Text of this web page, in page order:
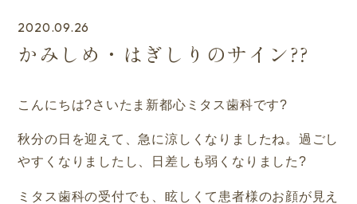
2020.09.26
かみしめ・はぎしりのサイン??
こんにちは?さいたま新都心ミタス歯科です?
秋分の日を迎えて、急に涼しくなりましたね。過ごし
やすくなりましたし、日差しも弱くなりました?
ミタス歯科の受付でも、眩しくて患者様のお顔が見え